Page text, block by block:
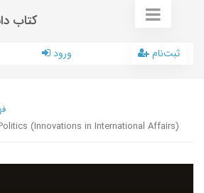
کتاب
ورود ثبت‌نام
(Innovations in International Affairs)